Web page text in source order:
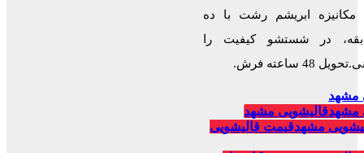
مکانیزه ابریشم رشت با ده
در شستشو کیفیت را
48 ساعته فرش.
مشهد
مشهدقالیشویی مشهد
مشهدقیمت قالیشویی